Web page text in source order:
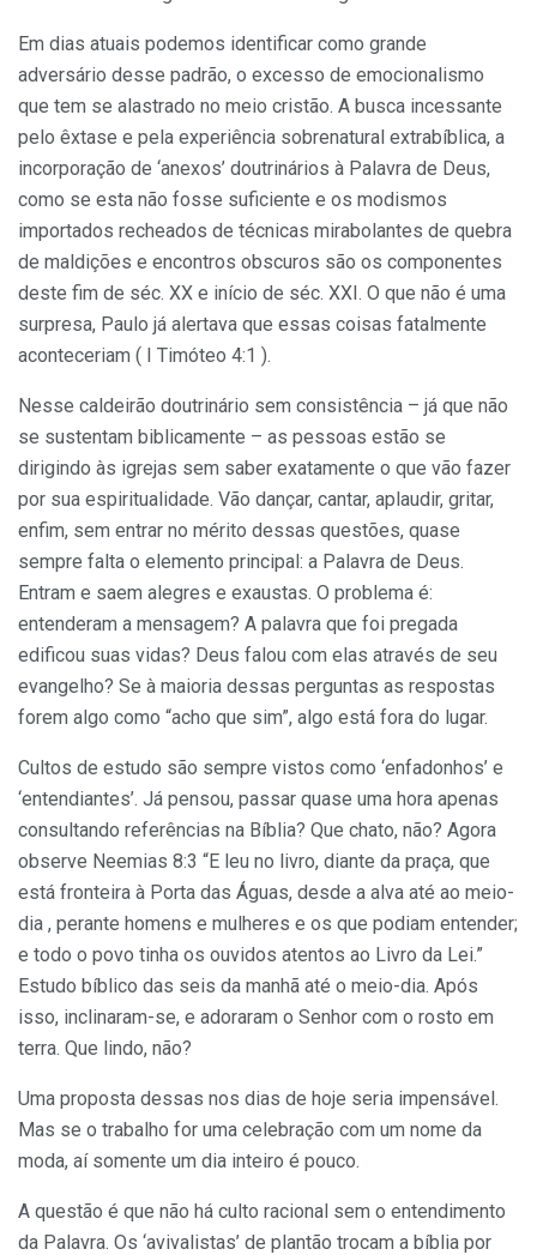
Em dias atuais podemos identificar como grande
adversário desse padrão, o excesso de emocionalismo
que tem se alastrado no meio cristão. A busca incessante
pelo êxtase e pela experiência sobrenatural extrabíblica, a
incorporação de ‘anexos’ doutrinários à Palavra de Deus,
como se esta não fosse suficiente e os modismos
importados recheados de técnicas mirabolantes de quebra
de maldições e encontros obscuros são os componentes
deste fim de séc. XX e início de séc. XXI. O que não é uma
surpresa, Paulo já alertava que essas coisas fatalmente
aconteceriam ( I Timóteo 4:1 ).
Nesse caldeirão doutrinário sem consistência – já que não
se sustentam biblicamente – as pessoas estão se
dirigindo às igrejas sem saber exatamente o que vão fazer
por sua espiritualidade. Vão dançar, cantar, aplaudir, gritar,
enfim, sem entrar no mérito dessas questões, quase
sempre falta o elemento principal: a Palavra de Deus.
Entram e saem alegres e exaustas. O problema é:
entenderam a mensagem? A palavra que foi pregada
edificou suas vidas? Deus falou com elas através de seu
evangelho? Se à maioria dessas perguntas as respostas
forem algo como “acho que sim”, algo está fora do lugar.
Cultos de estudo são sempre vistos como ‘enfadonhos’ e
‘entendiantes’. Já pensou, passar quase uma hora apenas
consultando referências na Bíblia? Que chato, não? Agora
observe Neemias 8:3 “E leu no livro, diante da praça, que
está fronteira à Porta das Águas, desde a alva até ao meio-
dia , perante homens e mulheres e os que podiam entender;
e todo o povo tinha os ouvidos atentos ao Livro da Lei.”
Estudo bíblico das seis da manhã até o meio-dia. Após
isso, inclinaram-se, e adoraram o Senhor com o rosto em
terra. Que lindo, não?
Uma proposta dessas nos dias de hoje seria impensável.
Mas se o trabalho for uma celebração com um nome da
moda, aí somente um dia inteiro é pouco.
A questão é que não há culto racional sem o entendimento
da Palavra. Os ‘avivalistas’ de plantão trocam a bíblia por